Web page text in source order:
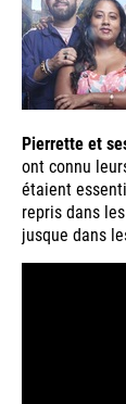
Pierrette et
ont connu
étaient
repris dans
jusque dans